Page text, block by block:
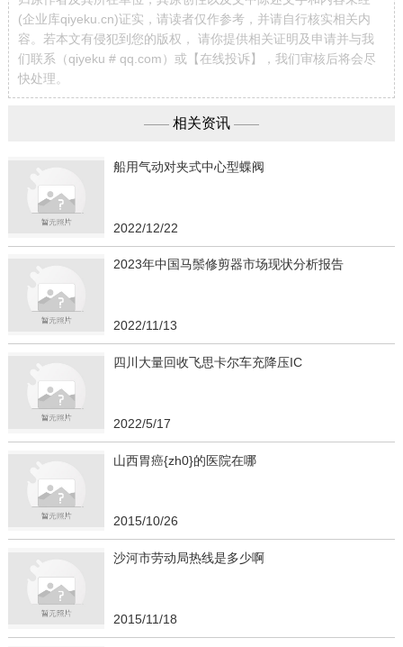
(企业库qiyeku.cn)证实，请读者仅作参考，并请自行核实相关内
容。若本文有侵犯到您的版权， 请你提供相关证明及申请并与我
们联系（qiyeku # qq.com）或【在线投诉】，我们审核后将会尽
快处理。
—— 相关资讯 ——
船用气动对夹式中心型蝶阀
2022/12/22
2023年中国马鬃修剪器市场现状分析报告
2022/11/13
四川大量回收飞思卡尔车充降压IC
2022/5/17
山西胃癌{zh0}的医院在哪
2015/10/26
沙河市劳动局热线是多少啊
2015/11/18